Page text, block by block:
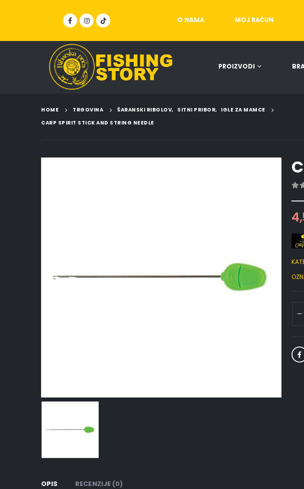
O NAMA MOJ RAČUN
PROIZVODI
HOME TRGOVINA ŠARANSKI RIBOLOV, SITNI PRIBOR, IGLE ZA MAMCE
CARP SPIRIT STICK AND STRING NEEDLE
OPIS RECENZIJE (0)